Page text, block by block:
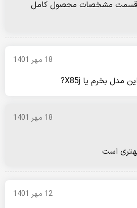
قسمت مشخصات محصول کامل
18 مهر 1401
18 مهر 1401
12 مهر 1401